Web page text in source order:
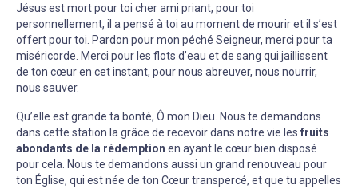
Jésus est mort pour toi cher ami priant, pour toi
personnellement, il a pensé à toi au moment de mourir et il s’est
offert pour toi. Pardon pour mon péché Seigneur, merci pour ta
miséricorde. Merci pour les flots d’eau et de sang qui jaillissent
de ton cœur en cet instant, pour nous abreuver, nous nourrir,
nous sauver.
Qu’elle est grande ta bonté, Ô mon Dieu. Nous te demandons
dans cette station la grâce de recevoir dans notre vie les fruits
abondants de la rédemption en ayant le cœur bien disposé
pour cela. Nous te demandons aussi un grand renouveau pour
ton Église, qui est née de ton Cœur transpercé, et que tu appelles